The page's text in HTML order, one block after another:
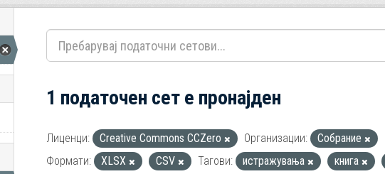
1 податочен сет е пронајден
Лиценци: Creative Commons CCZero Организации:
Собрание
Формати:
XLSX CSV Тагови: истражувања книга